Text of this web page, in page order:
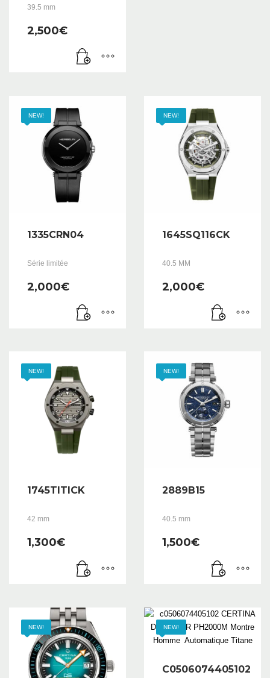
39.5 mm
2,500€
NEW!
1335CRN04
Série limitée
2,000€
NEW!
1645SQ116CK
40.5 MM
2,000€
NEW!
1745TITICK
42 mm
1,300€
NEW!
2889B15
40.5 mm
1,500€
NEW! NEW!
C0506074405102